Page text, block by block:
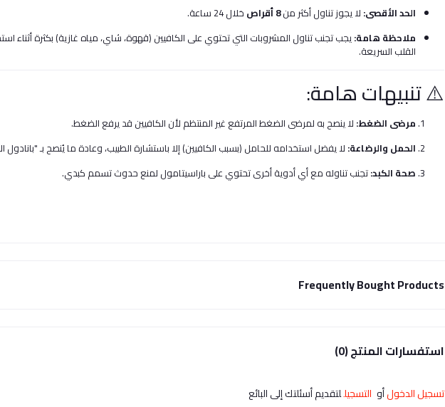
الحد الأقصى: لا يجوز تناول أكثر من8 أقراص
خلال 24 ساعة.
ملاحظة هامة:يجب تجنب تناول المشروبات التي تحتوي على الكافيين (قهوة، شاي، مياه غازية) بكثرة أثناء
القلب السريعة.
⚠️ تنبيهات هامة:
مرضى الضغط: لا ينصح به لمرضى الضغط المرتفع غير المنتظم لأن الكافيين قد يرفع الضغط.
الحمل والرضاعة: لا يفضل استخدامه للحامل (بسبب الكافيين) إلا باستشارة الطبيب، وعادة ما يُنصح بـ "بانادول
صحة الكبد:تجنب تناوله مع أي أدوية أخرى تحتوي على باراسيتامول لمنع حدوث تسمم كبدي.
Frequently Bought Products
استفسارات المنتج (0)
تسجيل الدخولأو التسجيللتقديم أسئلتك إلى البائع